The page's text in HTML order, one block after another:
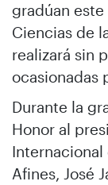
gradúan
Ciencias de
realizará sin
ocasionadas
Durante la
Honor al
Internacional
Afines, José